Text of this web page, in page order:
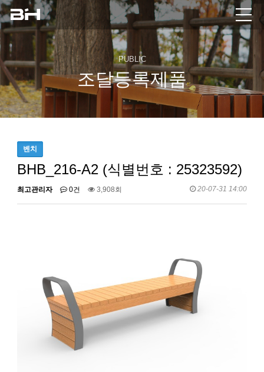
PUBLIC
조달등록제품
벤치
BHB_216-A2 (식별번호 : 25323592)
최고관리자 0건 3,908회 20-07-31 14:00